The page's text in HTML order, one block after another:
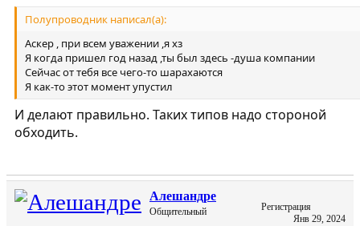
Полупроводник написал(а):
Аскер , при всем уважении ,я хз
Я когда пришел год назад ,ты был здесь -душа компании
Сейчас от тебя все чего-то шарахаются
Я как-то этот момент упустил
И делают правильно. Таких типов надо стороной
обходить.
Алешандре
Общительный
Регистрация
Янв 29, 2024